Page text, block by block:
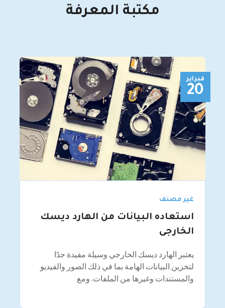
مكتبة المعرفة
فبراير
20
غير مصنف
استعاده البيانات من الهارد ديسك
الخارجى
يعتبر الهارد ديسك الخارجي وسيلة مفيدة جدًا
لتخزين البيانات الهامة بما في ذلك الصور والفيديو
والمستندات وغيرها من الملفات. ومع